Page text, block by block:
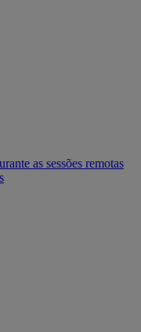
as sessões remotas